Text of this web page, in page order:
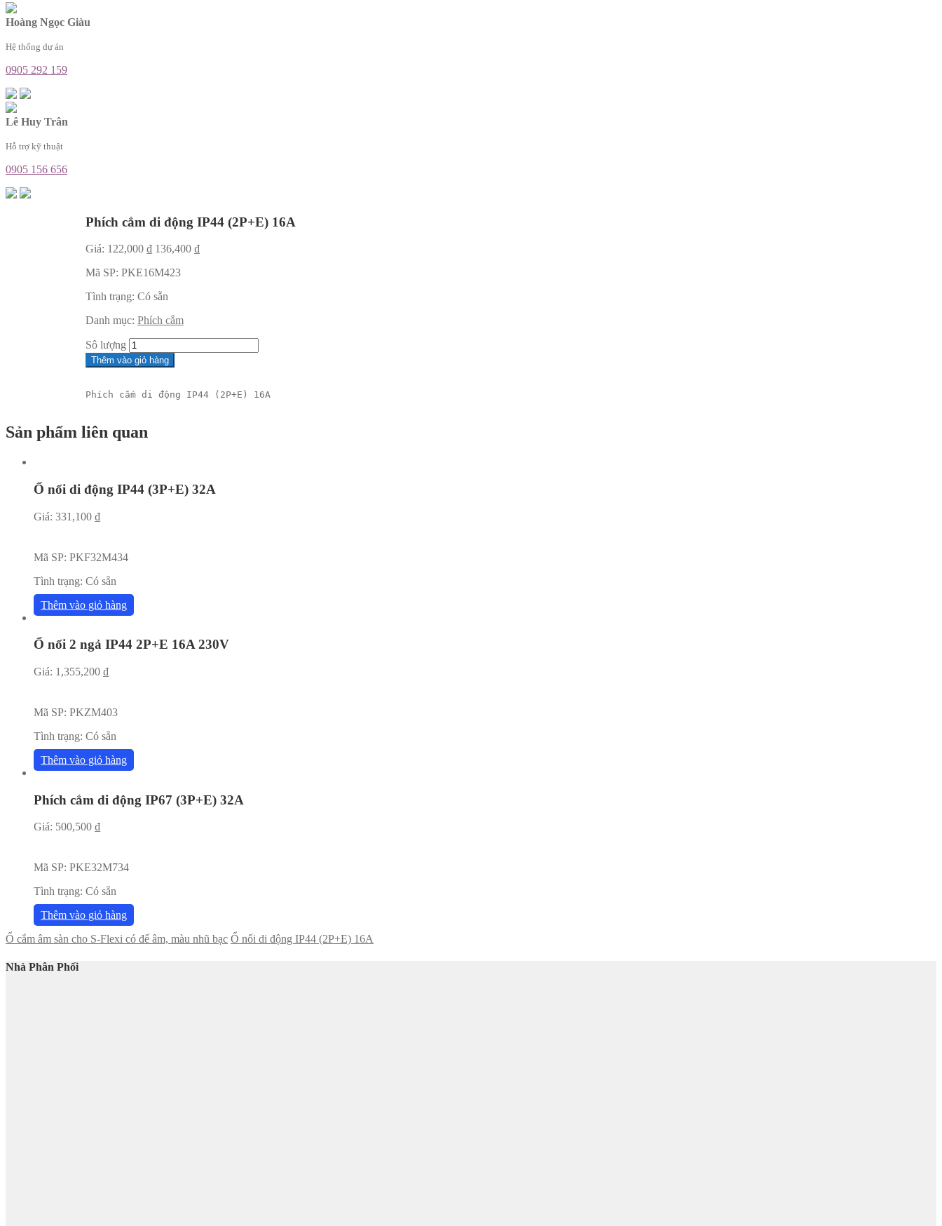
Hoàng Ngọc Giàu
Hệ thống dự án
0905 292 159
Lê Huy Trân
Hỗ trợ kỹ thuật
0905 156 656
Phích cắm di động IP44 (2P+E) 16A
Giá: 122,000 ₫ 136,400 ₫
Mã SP: PKE16M423
Tình trạng: Có sẵn
Danh mục: Phích cắm
Sô lượng
Thêm vào giỏ hàng
Phích cắm di động IP44 (2P+E) 16A
Sản phẩm liên quan
Ổ nối di động IP44 (3P+E) 32A
Giá: 331,100 ₫
Mã SP: PKF32M434
Tình trạng: Có sẵn
Thêm vào giỏ hàng
Ổ nối 2 ngả IP44 2P+E 16A 230V
Giá: 1,355,200 ₫
Mã SP: PKZM403
Tình trạng: Có sẵn
Thêm vào giỏ hàng
Phích cắm di động IP67 (3P+E) 32A
Giá: 500,500 ₫
Mã SP: PKE32M734
Tình trạng: Có sẵn
Thêm vào giỏ hàng
Ổ cắm âm sàn cho S-Flexi có đế âm, màu nhũ bạc Ổ nối di động IP44 (2P+E) 16A
Nhà Phân Phối